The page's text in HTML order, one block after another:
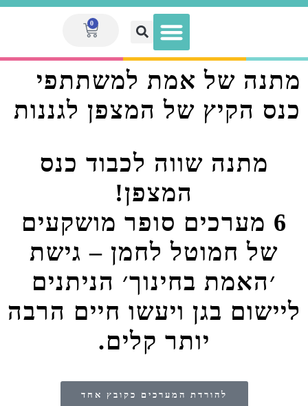
0
מתנה של אמת למשתתפי
כנס הקיץ של המצפן לגננות
מתנה שווה לכבוד כנס
המצפן!
6 מערכים סופר מושקעים
של חמוטל לחמן – גישת
׳האמת בחינוך׳ הניתנים
ליישום בגן ויעשו חיים הרבה
יותר קלים.
להורדת המערכים כקובץ אחד